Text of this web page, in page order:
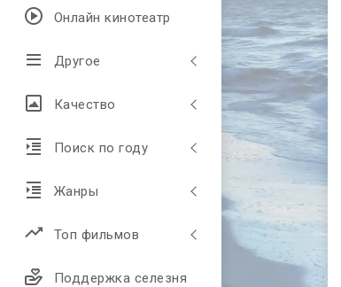
Онлайн кинотеатр
Другое
Качество
Поиск по году
Жанры
Топ фильмов
Поддержка селезня